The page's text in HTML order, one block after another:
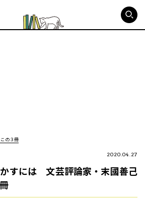
の３冊
2020.04.27
すには 文芸評論家・末國善己